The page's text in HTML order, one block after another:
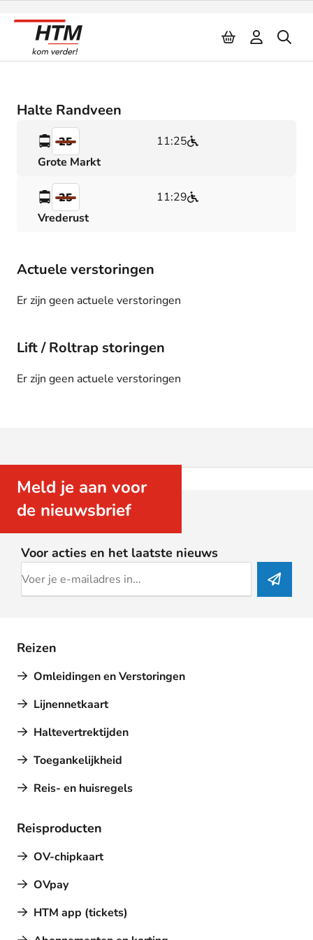
Halte Randveen
25
11:25
Grote Markt
25
11:29
Vrederust
Actuele verstoringen
Er zijn geen actuele verstoringen
Lift / Roltrap storingen
Er zijn geen actuele verstoringen
Meld je aan voor
de nieuwsbrief
Voor acties en het laatste nieuws
Reizen
Omleidingen en Verstoringen
Lijnennetkaart
Haltevertrektijden
Toegankelijkheid
Reis- en huisregels
Reisproducten
OV-chipkaart
OVpay
HTM app (tickets)